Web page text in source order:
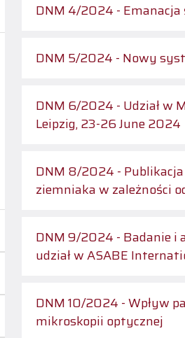
DNM 4/2024 -
DNM 5/2024 - Nowy
DNM 6/2024 - Udział w
Leipzig, 23-26 June 2024
DNM 8/2024 -
ziemniaka w zależności
DNM 9/2024 - Badanie i analiza mechanizmu rozdrabniania ziaren ryżu w wyniku obciążeń ściskających –
udział w ASABE
DNM 10/2024 - Wpływ parametrów wiązki światła na pomiar chropowatości powierzchni metodą cyfrowej
mikroskopii optycznej